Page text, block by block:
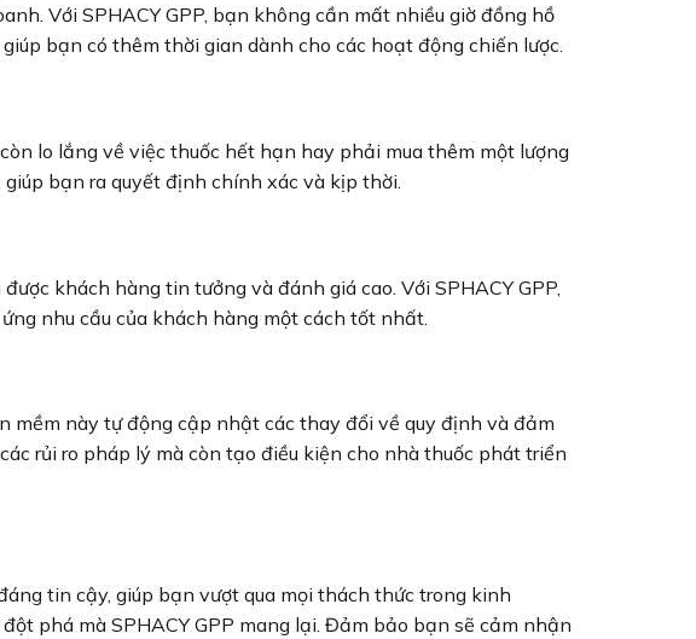
Với SPHACY GPP, bạn không cần mất nhiều giờ đồng hồ
bạn có thêm thời gian dành cho các hoạt động chiến lược.
lo lắng về việc thuốc hết hạn hay phải mua thêm một lượng
bạn ra quyết định chính xác và kịp thời.
khách hàng tin tưởng và đánh giá cao. Với SPHACY GPP,
nhu cầu của khách hàng một cách tốt nhất.
mềm này tự động cập nhật các thay đổi về quy định và đảm
rủi ro pháp lý mà còn tạo điều kiện cho nhà thuốc phát triển
tin cậy, giúp bạn vượt qua mọi thách thức trong kinh
phá mà SPHACY GPP mang lại. Đảm bảo bạn sẽ cảm nhận